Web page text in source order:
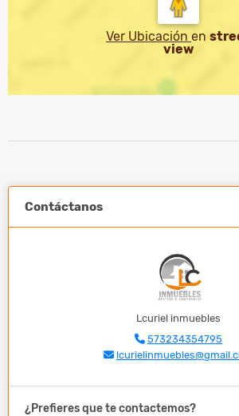
Ver Ubicación en
view
Contáctanos
Lcuriel inmuebles
573234354795
¿Prefieres que te contactemos?